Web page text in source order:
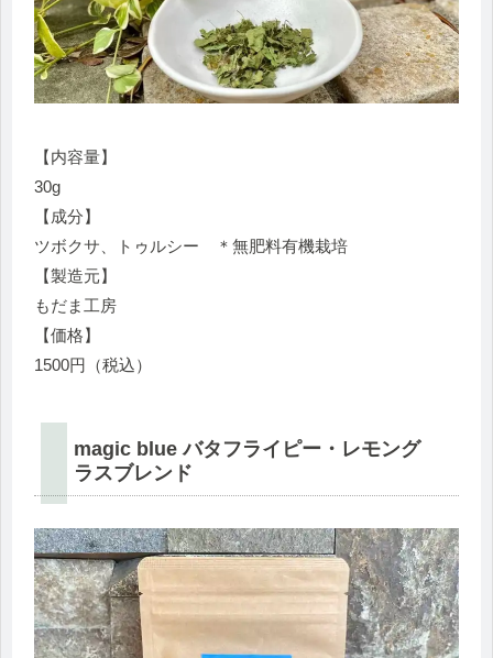
【内容量】
30g
【成分】
ツボクサ、トゥルシー ＊無肥料有機栽培
【製造元】
もだま工房
【価格】
1500円（税込）
magic blue バタフライピー・レモング
ラスブレンド